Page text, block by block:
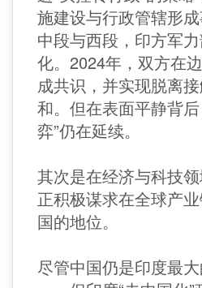
施建设与行政管辖形
中段与西段，印方军
化。2024年，双方在
成共识，并实现脱离
和。但在表面平静背
弈”仍在延续。
其次是在经济与科技
正积极谋求在全球产
国的地位。
尽管中国仍是印度最